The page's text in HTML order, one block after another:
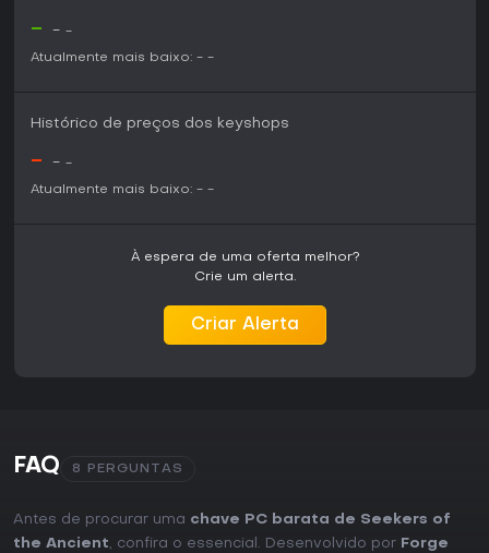
- - -
Atualmente mais baixo: - -
Histórico de preços dos keyshops
- - -
Atualmente mais baixo: - -
À espera de uma oferta melhor?
Crie um alerta.
Criar Alerta
FAQ 8 PERGUNTAS
Antes de procurar uma chave PC barata de Seekers of
the Ancient, confira o essencial. Desenvolvido por Forge